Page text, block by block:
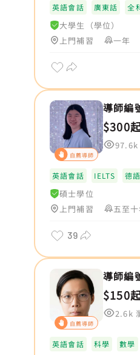
英語會話 廣東話 全
大學生（學位）
上門補習
一年
自薦導師
導師編
$300
97.6k
英語會話 IELTS 德語
碩士學位
上門補習
五至
39
自薦導師
導師編
$150
2.6k
英語會話 科學 數學